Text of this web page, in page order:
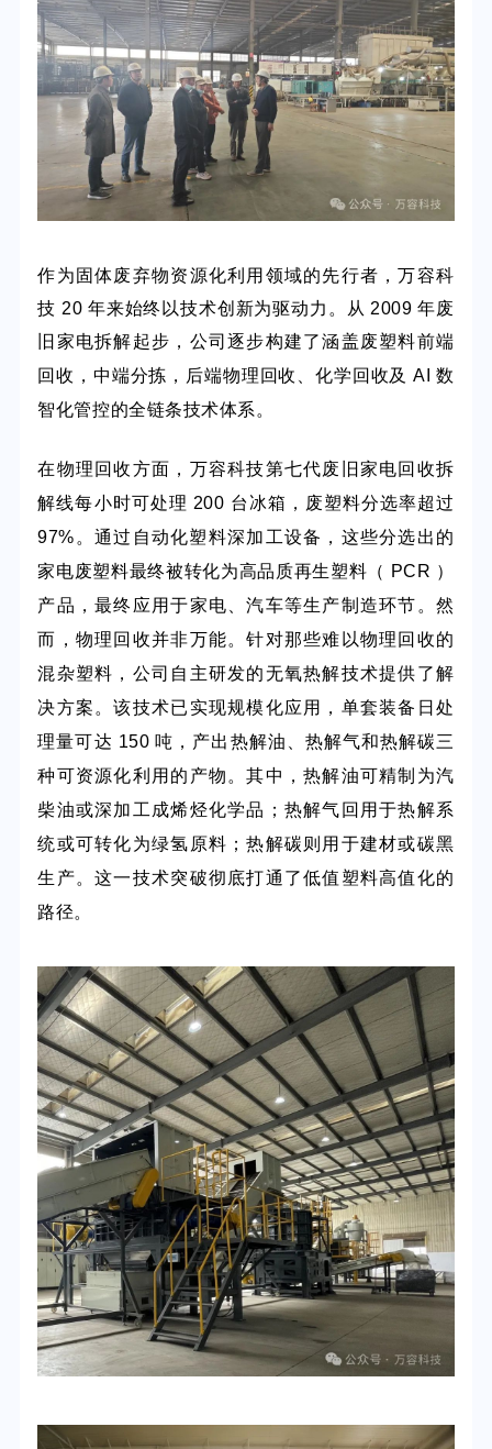
作为固体废弃物资源化利用领域的先行者，万容科
技 20 年来始终以技术创新为驱动力。从 2009 年废
旧家电拆解起步，公司逐步构建了涵盖 废塑料前端
回收，中端分拣，后端物理回收、化学回收及AI 数
智化管控的全链条技术体系 。
在物理回收方面，万容科技第七代废旧家电回收拆
解线每小时可处理 200 台冰箱，废塑料分选率超过
97%。通过自动化塑料深加工设备，这些分选出的
家电废塑料最终被转化为高品质再生塑料（ PCR ）
产品 ，最终应用于家电、汽车等生产制造环节 。然
而，物理回收并非万能。针对那些难以物理回收的
混杂塑料，公司自主研发的无氧热解技术提供了解
决方案。该技术已实现规模化应用，单套装备日处
理量可达 150 吨，产出热解油、热解气和热解碳三
种可资源化利用的产物。其中，热解油可精制为汽
柴油或深加工成烯烃化学品；热解气回用于热解系
统或可转化为绿氢原料；热解碳则用于建材或碳黑
生产。这一技术突破彻底打通了低值塑料高值化的
路径。